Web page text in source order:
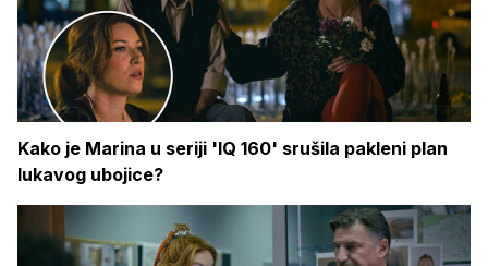
Kako je Marina u seriji 'IQ 160' srušila pakleni plan
lukavog ubojice?